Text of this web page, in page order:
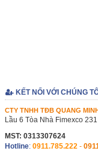
KẾT NỐI VỚI CHÚNG
CTY TNHH TĐB QUANG
Lầu 6 Tòa Nhà Fimexco
MST: 0313307624
Hotline: 0911.785.222 -